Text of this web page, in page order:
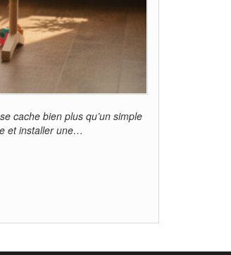
cache bien plus qu’un simple
et installer une…